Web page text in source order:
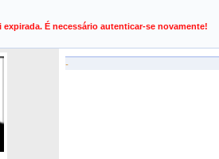
expirada. É necessário autenticar-se novamente!
-